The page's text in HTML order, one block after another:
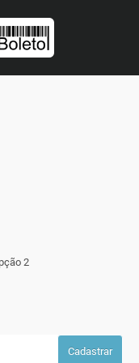
2
Cadastrar